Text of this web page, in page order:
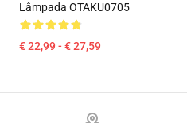
Lâmpada OTAKU0705
€ 22,99 - € 27,59